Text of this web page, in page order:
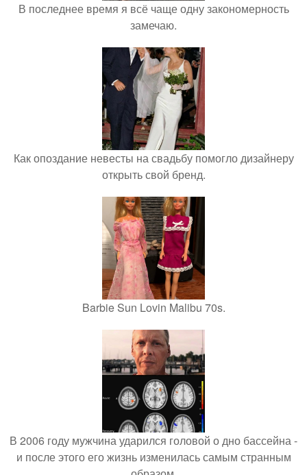
В последнее время я всё чаще одну закономерность
замечаю.
Как опоздание невесты на свадьбу помогло дизайнеру
открыть свой бренд.
Barbie Sun Lovin Malibu 70s.
В 2006 году мужчина ударился головой о дно бассейна -
и после этого его жизнь изменилась самым странным